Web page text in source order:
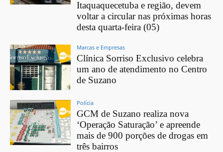
Itaquaquecetuba e região, devem
voltar a circular nas próximas horas
desta quarta-feira (05)
Marcas e Empresas
Clínica Sorriso Exclusivo celebra
um ano de atendimento no Centro
de Suzano
Polícia
GCM de Suzano realiza nova
‘Operação Saturação’ e apreende
mais de 900 porções de drogas em
três bairros